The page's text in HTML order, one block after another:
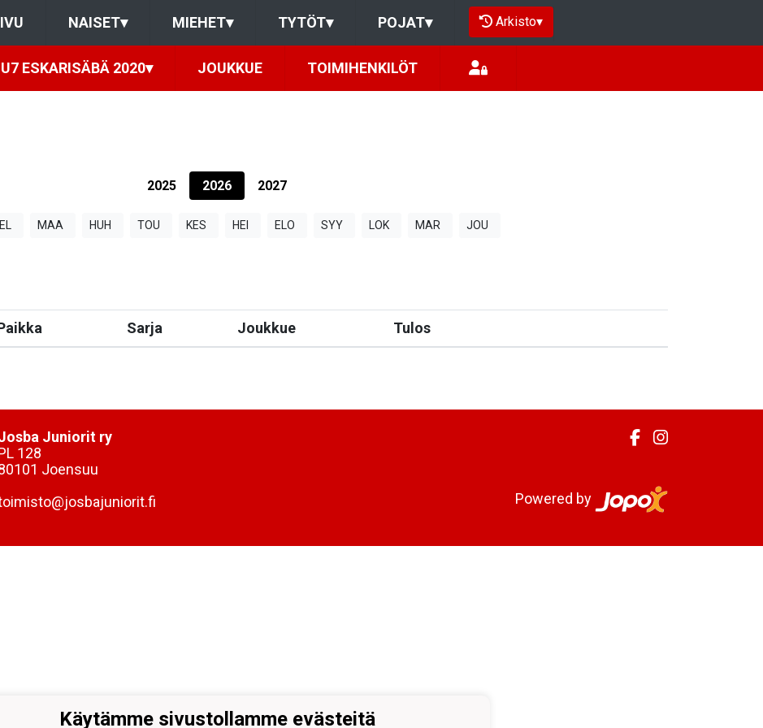
NAISET▾ MIEHET▾ TYTÖT▾ POJAT▾ Arkisto▾
U7 ESKARISÄBÄ 2020▾ JOUKKUE TOIMIHENKILÖT
2025 2026 2027
MAA HUH TOU KES HEI ELO SYY LOK MAR JOU
Sarja Joukkue Tulos
Juniorit ry
128
Joensuu
Powered by
Käytämme sivustollamme evästeitä